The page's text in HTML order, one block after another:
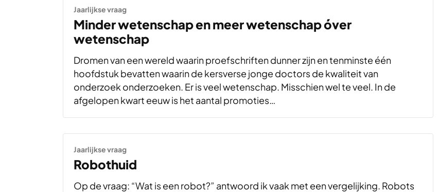
Jaarlijkse vraag
Minder wetenschap en meer wetenschap óver
wetenschap
Dromen van een wereld waarin proefschriften dunner zijn en tenminste één
hoofdstuk bevatten waarin de kersverse jonge doctors de kwaliteit van
onderzoek onderzoeken. Er is veel wetenschap. Misschien wel te veel. In de
afgelopen kwart eeuw is het aantal promoties…
Jaarlijkse vraag
Robothuid
Op de vraag: “Wat is een robot?” antwoord ik vaak met een vergelijking. Robots